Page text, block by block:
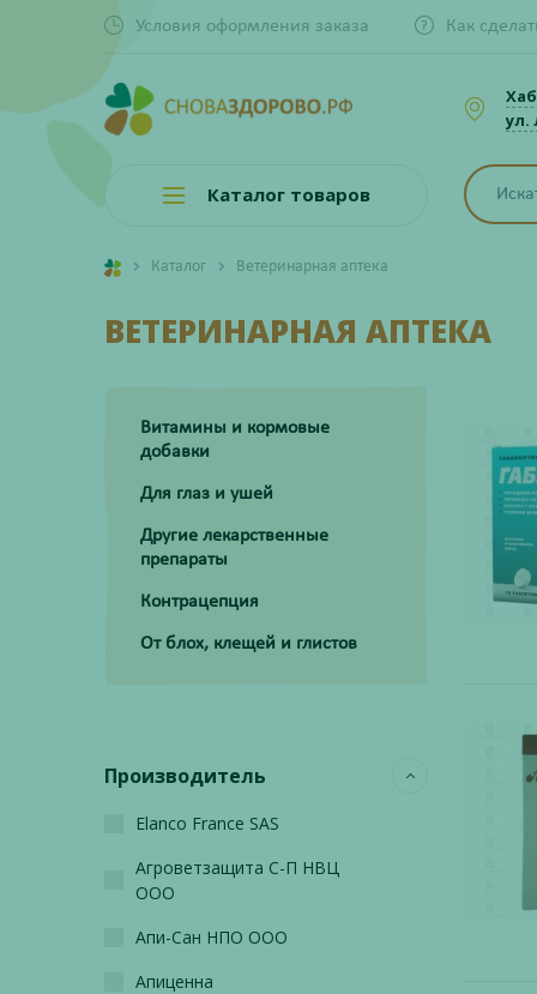
Условия оформления заказа Как
ул.
Каталог товаров
Каталог Ветеринарная аптека
ВЕТЕРИНАРНАЯ АПТЕКА
Витамины и кормовые
добавки
Для глаз и ушей
Другие лекарственные
препараты
Контрацепция
От блох, клещей и глистов
Производитель
Elanco France SAS
Агроветзащита С-П НВЦ
ООО
Апи-Сан НПО ООО
Апиценна